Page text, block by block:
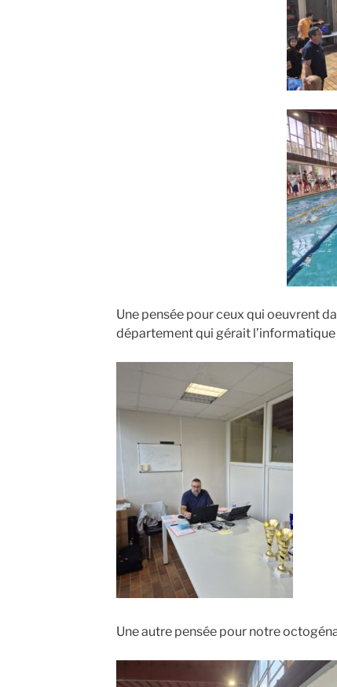
Une pensée pour ceux qui oeuvrent
département qui gérait l’informatique
Une autre pensée pour notre